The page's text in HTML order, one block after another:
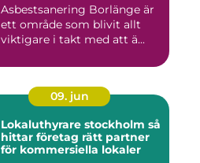
Asbestsanering Borlänge är
ett område som blivit allt
viktigare i takt med att ä...
09. jun
Lokaluthyrare stockholm så
hittar företag rätt partner
för kommersiella lokaler